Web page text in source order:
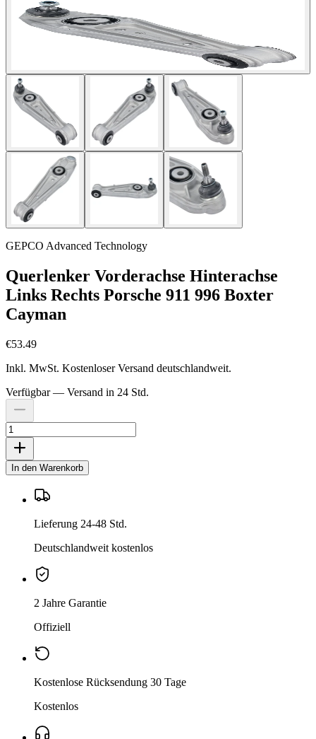
GEPCO Advanced Technology
Querlenker Vorderachse Hinterachse
Links Rechts Porsche 911 996 Boxter
Cayman
€53.49
Inkl. MwSt. Kostenloser Versand deutschlandweit.
Verfügbar — Versand in 24 Std.
In den Warenkorb
Lieferung 24-48 Std.
Deutschlandweit kostenlos
2 Jahre Garantie
Offiziell
Kostenlose Rücksendung 30 Tage
Kostenlos